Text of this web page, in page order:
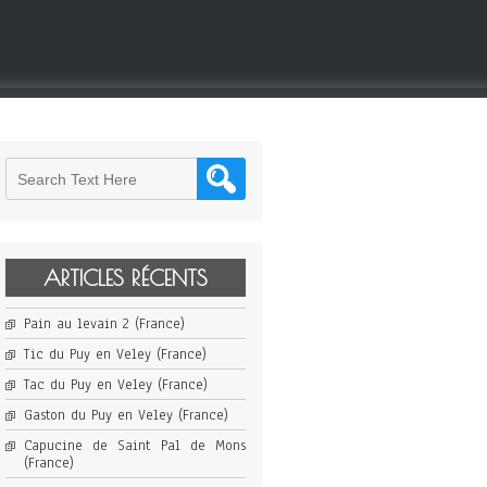
ARTICLES RÉCENTS
Pain au levain 2 (France)
Tic du Puy en Veley (France)
Tac du Puy en Veley (France)
Gaston du Puy en Veley (France)
Capucine de Saint Pal de Mons
(France)